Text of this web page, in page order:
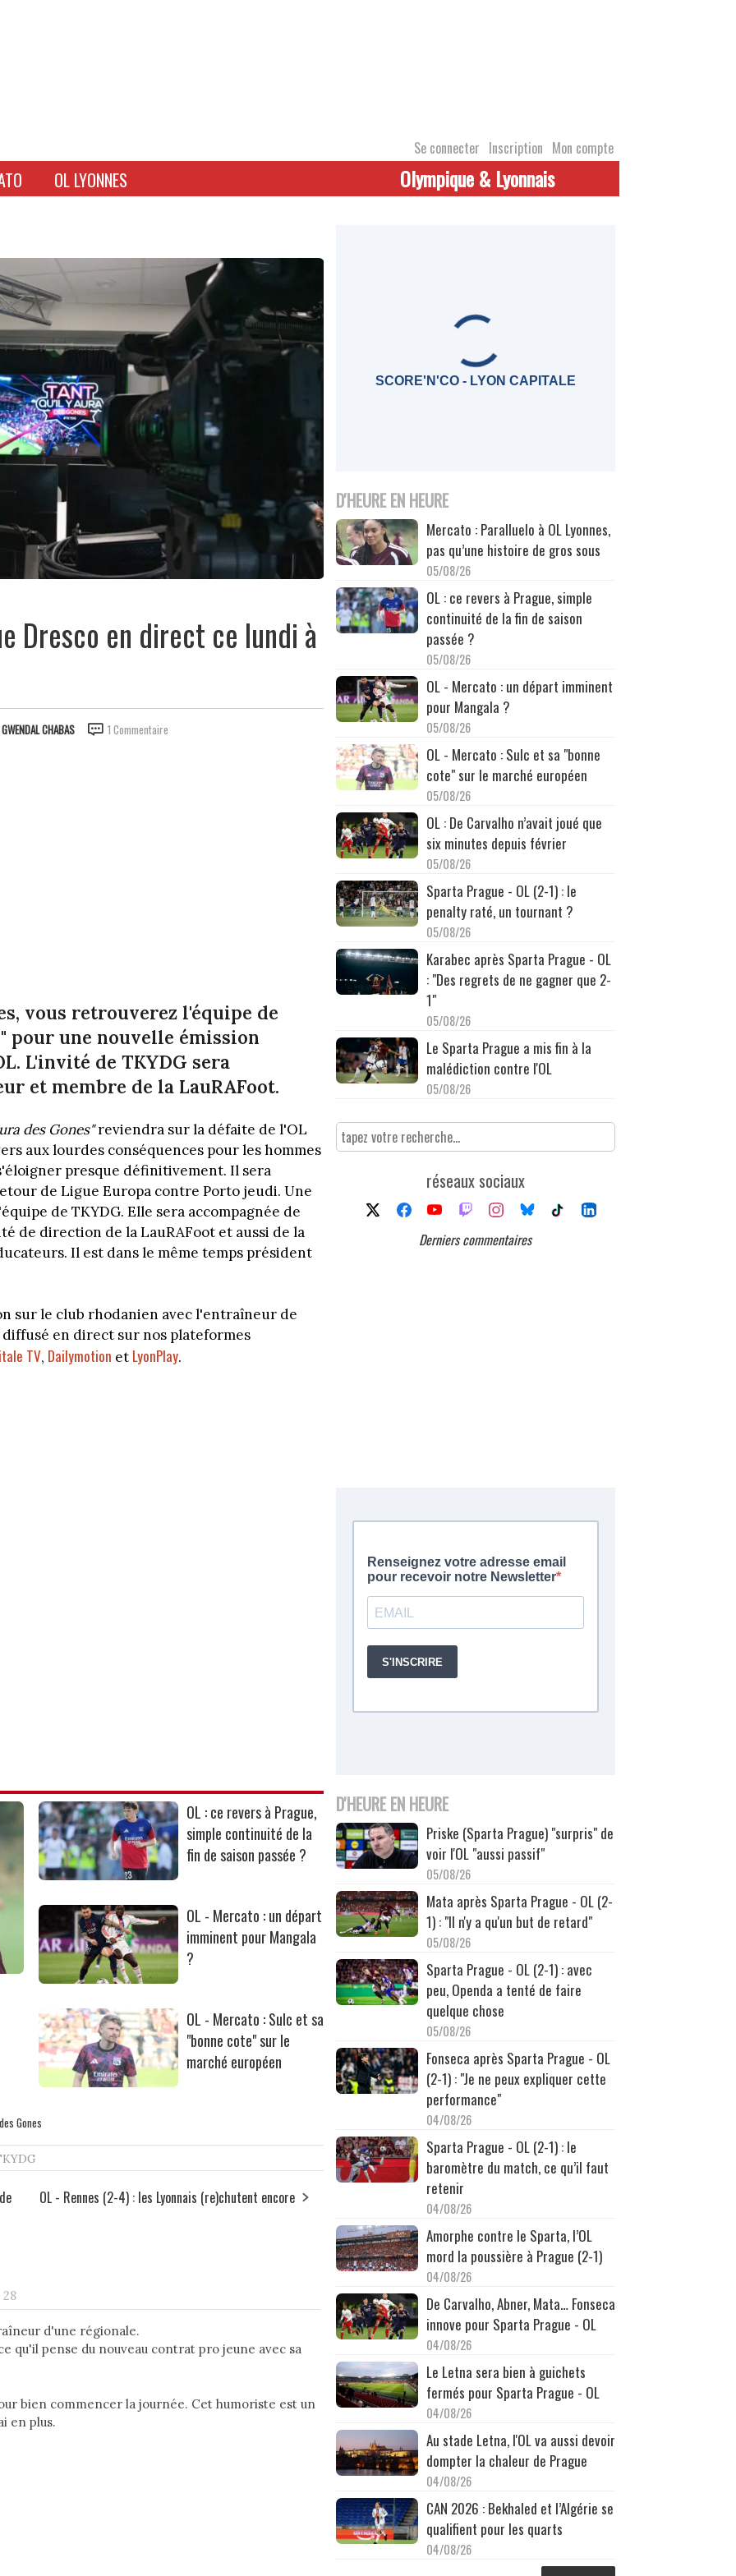
Se connecter Inscription Mon compte
OL LYONNES Olympique & Lyonnais
Dresco en direct ce lundi à
GWENDAL CHABAS 1 Commentaire
vous retrouverez l'équipe de
pour une nouvelle émission
L'invité de TKYDG sera
et membre de la LauRAFoot.
des Gones"reviendra sur la défaite de l'OL
aux lourdes conséquences pour les hommes
presque définitivement. Il sera
de Ligue Europa contre Porto jeudi. Une
de TKYDG. Elle sera accompagnée de
de direction de la LauRAFoot et aussi de la
Il est dans le même temps président
sur le club rhodanien avec l'entraîneur de
en direct sur nos plateformes
TV, Dailymotion et LyonPlay.
OL : ce revers à Prague,
simple continuité de la
fin de saison passée ?
OL - Mercato : un départ
imminent pour Mangala
?
OL - Mercato : Sulc et sa
"bonne cote" sur le
marché européen
Gones
OL - Rennes (2-4) : les Lyonnais (re)chutent encore
28
d'une régionale.
qu'il pense du nouveau contrat pro jeune avec sa
bien commencer la journée. Cet humoriste est un
en plus.
SCORE'N'CO - LYON CAPITALE
D'HEURE EN HEURE
Mercato : Paralluelo à OL Lyonnes,
pas qu’une histoire de gros sous
05/08/26
OL : ce revers à Prague, simple
continuité de la fin de saison
passée ?
05/08/26
OL - Mercato : un départ imminent
pour Mangala ?
05/08/26
OL - Mercato : Sulc et sa "bonne
cote" sur le marché européen
05/08/26
OL : De Carvalho n’avait joué que
six minutes depuis février
05/08/26
Sparta Prague - OL (2-1) : le
penalty raté, un tournant ?
05/08/26
Karabec après Sparta Prague - OL
: "Des regrets de ne gagner que 2-
1"
05/08/26
Le Sparta Prague a mis fin à la
malédiction contre l'OL
05/08/26
réseaux sociaux
Derniers commentaires
D'HEURE EN HEURE
Priske (Sparta Prague) "surpris" de
voir l'OL "aussi passif"
05/08/26
Mata après Sparta Prague - OL (2-
1) : "Il n'y a qu'un but de retard"
05/08/26
Sparta Prague - OL (2-1) : avec
peu, Openda a tenté de faire
quelque chose
05/08/26
Fonseca après Sparta Prague - OL
(2-1) : "Je ne peux expliquer cette
performance"
04/08/26
Sparta Prague - OL (2-1) : le
baromètre du match, ce qu’il faut
retenir
04/08/26
Amorphe contre le Sparta, l’OL
mord la poussière à Prague (2-1)
04/08/26
De Carvalho, Abner, Mata… Fonseca
innove pour Sparta Prague - OL
04/08/26
Le Letna sera bien à guichets
fermés pour Sparta Prague - OL
04/08/26
Au stade Letna, l'OL va aussi devoir
dompter la chaleur de Prague
04/08/26
CAN 2026 : Bekhaled et l’Algérie se
qualifient pour les quarts
04/08/26